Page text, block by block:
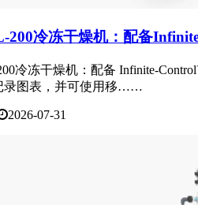
200冷冻干燥机：配备
冷冻干燥机：配备 Infinite-
录图表，并可使用移……
2026-07-31